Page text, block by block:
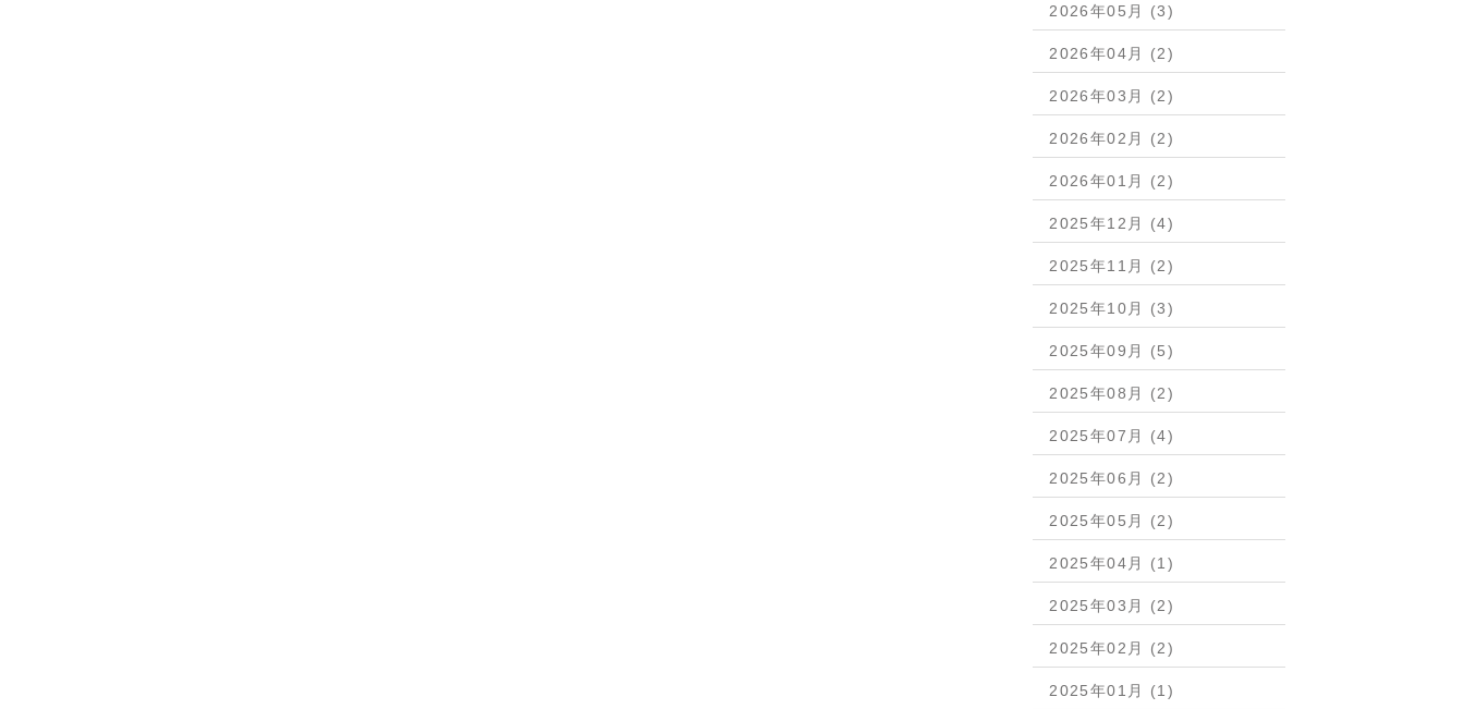
2026年05月 (3)
2026年04月 (2)
2026年03月 (2)
2026年02月 (2)
2026年01月 (2)
2025年12月 (4)
2025年11月 (2)
2025年10月 (3)
2025年09月 (5)
2025年08月 (2)
2025年07月 (4)
2025年06月 (2)
2025年05月 (2)
2025年04月 (1)
2025年03月 (2)
2025年02月 (2)
2025年01月 (1)